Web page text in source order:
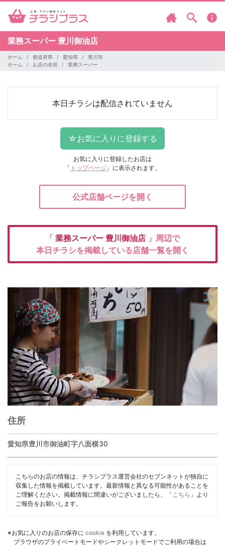
業務スーパー 豊川御油店
ホーム 都道府県 愛知県
豊川市
ホーム
お店の名前 業務スーパー
本日チラシは配信されていません
お気に入りに登録したお店は
「 トップページ 」に表示されます。
公式店舗ページを開く
「 業務スーパー 豊川御油店 」周辺で
本日チラシを掲載している店舗一覧を開く
住所
愛知県豊川市御油町字八面横30
こちらのお店の情報は、チラシプラス運営会社のセブンネットが独自に
収集した情報を掲載しています。最新情報と異なる可能性があることを
ご理解ください。掲載情報に間違いがございましたら、「 こちら 」より
ご報告をお願いします。
※お気に入りのお店の保存に cookie を利用しています。
ブラウザのプライベートモードやシークレットモードでご利用の場合は